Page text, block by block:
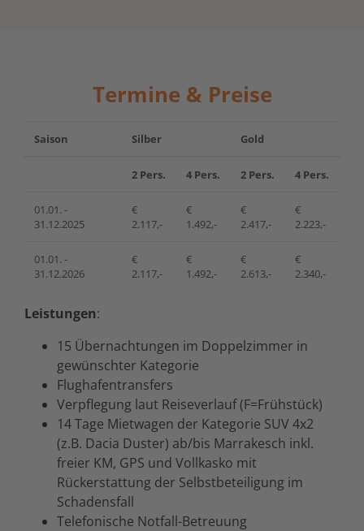
Termine & Preise
Saison Silber Gold
2 Pers. 4 Pers. 2 Pers. 4 Pers.
01.01. -
31.12.2025
€
2.117,-
€
1.492,-
€
2.417,-
€
2.223,-
01.01. -
31.12.2026
€
2.117,-
€
1.492,-
€
2.613,-
€
2.340,-
Leistungen:
15 Übernachtungen im Doppelzimmer in
gewünschter Kategorie
Flughafentransfers
Verpflegung laut Reiseverlauf (F=Frühstück)
14 Tage Mietwagen der Kategorie SUV 4x2
(z.B. Dacia Duster) ab/bis Marrakesch inkl.
freier KM, GPS und Vollkasko mit
Rückerstattung der Selbstbeteiligung im
Schadensfall
Telefonische Notfall-Betreuung